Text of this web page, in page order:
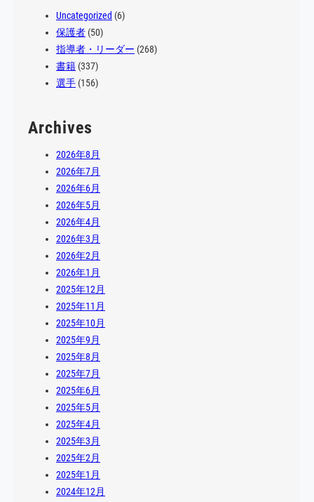
Uncategorized (6)
保護者 (50)
指導者・リーダー (268)
書籍 (337)
選手 (156)
Archives
2026年8月
2026年7月
2026年6月
2026年5月
2026年4月
2026年3月
2026年2月
2026年1月
2025年12月
2025年11月
2025年10月
2025年9月
2025年8月
2025年7月
2025年6月
2025年5月
2025年4月
2025年3月
2025年2月
2025年1月
2024年12月